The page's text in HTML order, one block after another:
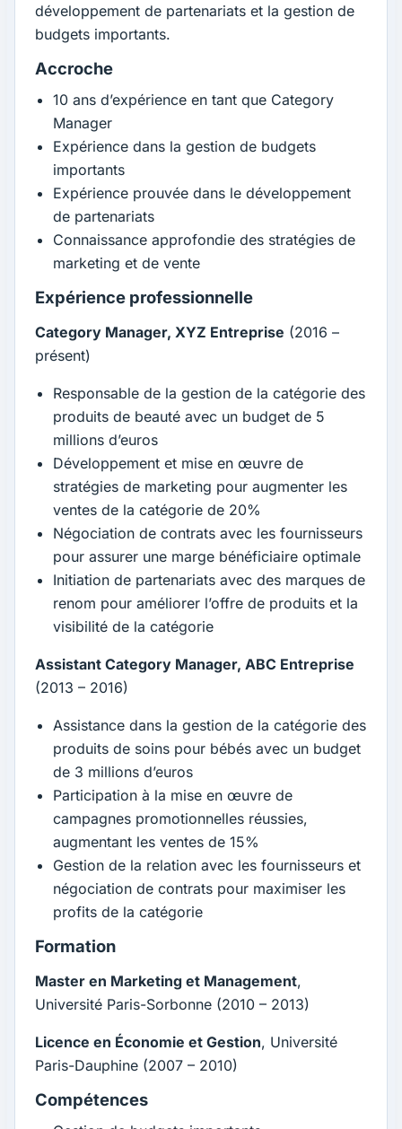
développement de partenariats et la gestion de
budgets importants.
Accroche
10 ans d’expérience en tant que Category
Manager
Expérience dans la gestion de budgets
importants
Expérience prouvée dans le développement
de partenariats
Connaissance approfondie des stratégies de
marketing et de vente
Expérience professionnelle
Category Manager, XYZ Entreprise (2016 –
présent)
Responsable de la gestion de la catégorie des
produits de beauté avec un budget de 5
millions d’euros
Développement et mise en œuvre de
stratégies de marketing pour augmenter les
ventes de la catégorie de 20%
Négociation de contrats avec les fournisseurs
pour assurer une marge bénéficiaire optimale
Initiation de partenariats avec des marques de
renom pour améliorer l’offre de produits et la
visibilité de la catégorie
Assistant Category Manager, ABC Entreprise
(2013 – 2016)
Assistance dans la gestion de la catégorie des
produits de soins pour bébés avec un budget
de 3 millions d’euros
Participation à la mise en œuvre de
campagnes promotionnelles réussies,
augmentant les ventes de 15%
Gestion de la relation avec les fournisseurs et
négociation de contrats pour maximiser les
profits de la catégorie
Formation
Master en Marketing et Management,
Université Paris-Sorbonne (2010 – 2013)
Licence en Économie et Gestion, Université
Paris-Dauphine (2007 – 2010)
Compétences